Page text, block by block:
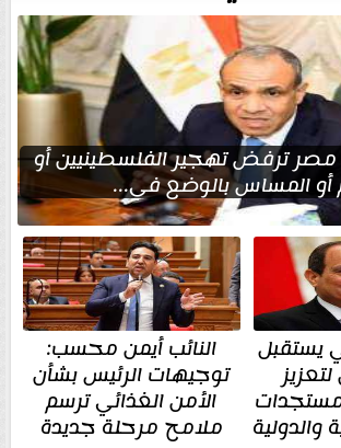
مصر ترفض تهجير الفلسطينيين أو
أو المساس بالوضع في...
يستقبل
والدولية
النائب أيمن محسب:
توجيهات الرئيس بشأن
الأمن الغذائي ترسم
ملامح مرحلة جديدة